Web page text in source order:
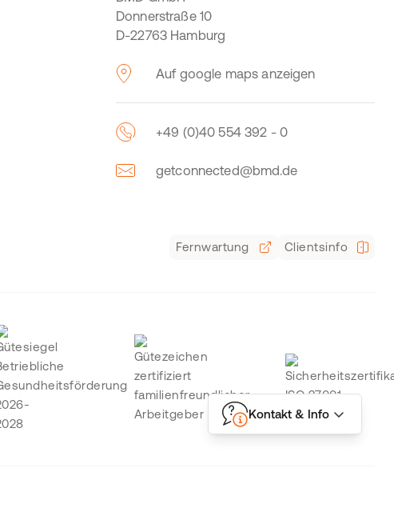
Kontakt & Info
Donnerstraße 10
D-22763 Hamburg
Auf google maps anzeigen
+49 (0)40 554 392 - 0
getconnected@bmd.de
Fernwartung Clientsinfo